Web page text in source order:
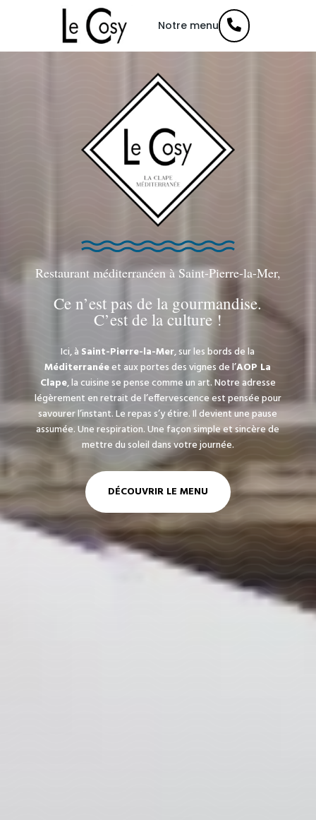
Panneau de gestion des cookies
Notre menu 
Restaurant méditerranéen à Saint-Pierre-la-Mer,
Ce n’est pas de la gourmandise.
C’est de la culture !
Ici, à Saint-Pierre-la-Mer, sur les bords de la
Méditerranéeet aux portes des vignes de l’AOP La
Clape, la cuisine se pense comme un art. Notre adresse
légèrement en retrait de l’effervescence est pensée pour
savourer l’instant. Le repas s’y étire. Il devient une pause
assumée. Une respiration. Une façon simple et sincère de
mettre du soleil dans votre journée.
DÉCOUVRIR LE MENU